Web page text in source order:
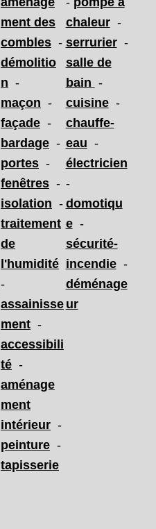
ment des
combles -
démolitio
n -
maçon -
façade -
bardage -
portes -
fenêtres -
isolation -
traitement
de
l'humidité
-
assainisse
ment -
accessibili
té -
aménage
ment
intérieur -
peinture -
tapisserie
chaleur -
serrurier -
salle de
bain -
cuisine -
chauffe-
eau -
électricien
-
domotiqu
e -
sécurité-
incendie -
déménage
ur